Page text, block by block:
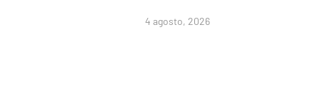
4 agosto, 2026